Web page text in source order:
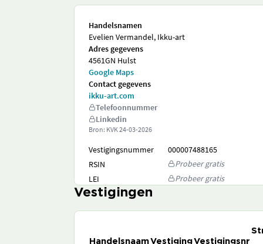
Handelsnamen
Evelien Vermandel, Ikku-art
Adres gegevens
4561GN Hulst
Google Maps
Contact gegevens
ikku-art.com
Telefoonnummer
Linkedin
Bron: KVK24-03-2026
Vestigingsnummer
000007488165
RSIN
Probeer gratis
LEI
Probeer gratis
Vestigingen
HandelsnaamVestigingVestigingsnr